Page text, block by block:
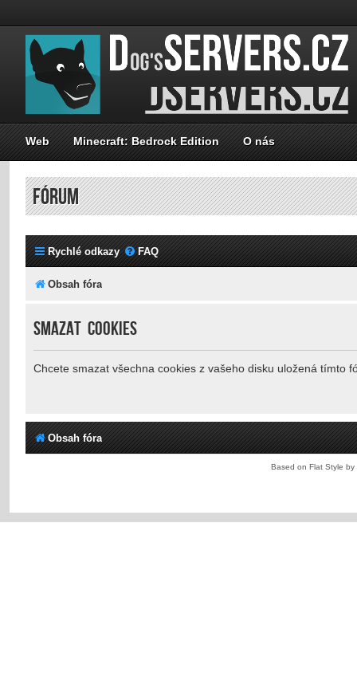
Web Minecraft: Bedrock Edition O nás
FÓRUM
Rychlé odkazy FAQ
Obsah fóra
Smazat cookies
Chcete smazat všechna cookies z vašeho disku uložená tímto
Obsah fóra
Based on Flat Style by